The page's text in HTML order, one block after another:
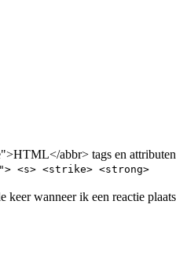
abbr> tags en
<s> <strike> <strong>
keer wanneer ik een reactie